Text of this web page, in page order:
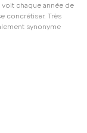
chaque année de
concrétiser. Très
synonyme